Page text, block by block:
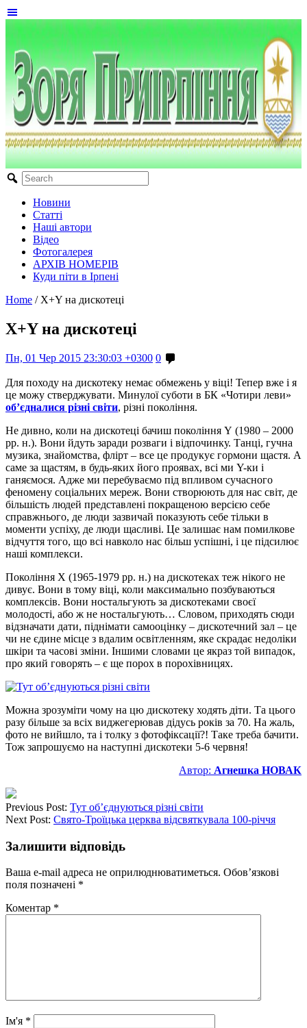
Новини
Статті
Наші автори
Відео
Фотогалерея
АРХІВ НОМЕРІВ
Куди піти в Ірпені
Home / Х+Y на дискотеці
Х+Y на дискотеці
Пн, 01 Чер 2015 23:30:03 +0300 0
Для походу на дискотеку немає обмежень у віці! Тепер вже і я
це можу стверджувати. Минулої суботи в БК «Чотири леви»
об’єдналися різні світи, різні покоління.
Не дивно, коли на дискотеці бачиш покоління Y (1980 – 2000
рр. н.). Вони йдуть заради розваги і відпочинку. Танці, гучна
музика, знайомства, флірт – все це продукує гормони щастя. А
саме за щастям, в будь-яких його проявах, всі ми Y-ки і
ганяємося. Адже ми перебуваємо під впливом сучасного
феномену соціальних мереж. Вони створюють для нас світ, де
більшість людей представлені покращеною версією себе
справжнього, де люди зазвичай показують себе тільки в
моменти успіху, де люди щасливі. Це залишає нам помилкове
відчуття того, що всі навколо нас більш успішні, і це підсилює
наші комплекси.
Покоління Х (1965-1979 рр. н.) на дискотеках теж нікого не
дивує. Вони в тому віці, коли максимально позбуваються
комплексів. Вони ностальгують за дискотеками своєї
молодості, або ж не ностальгують… Словом, приходять сюди
відзначати дати, піднімати самооцінку – дискотечний зал – це
чи не єдине місце з вдалим освітленням, яке скрадає недоліки
шкіри та часові зміни. Іншими словами це якраз той випадок,
про який говорять – є ще порох в порохівницях.
Можна зрозуміти чому на цю дискотеку ходять діти. Та цього
разу більше за всіх виджегерював дідусь років за 70. На жаль,
фото не вийшло, та і толку з фотофіксації?! Таке треба бачити.
Тож запрошуємо на наступні дискотеки 5-6 червня!
Автор: Агнешка НОВАК
Previous Post: Тут об’єднуються різні світи
Next Post: Свято-Троїцька церква відсвяткувала 100-річчя
Залишити відповідь
Ваша e-mail адреса не оприлюднюватиметься. Обов’язкові
поля позначені *
Коментар *
Ім'я *